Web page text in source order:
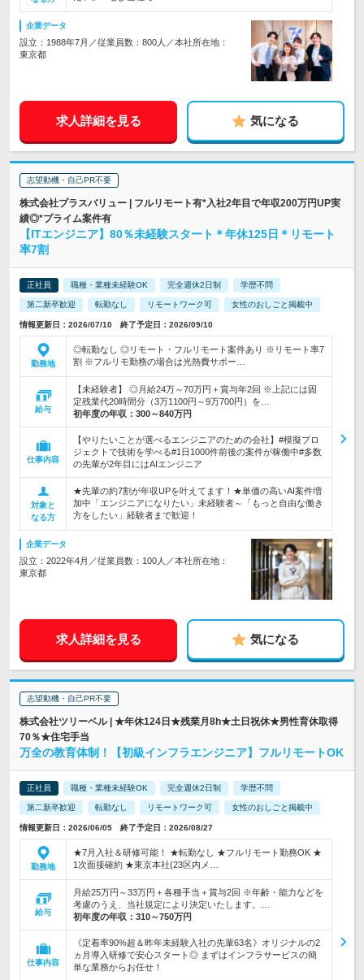
企業データ
設立：1988年7月／従業員数：800人／本社所在地：
東京都
求人詳細を見る 気になる
志望動機・自己PR不要
株式会社プラスバリュー | フルリモート有*入社2年目で年収200万円UP実
績◎*プライム案件有
【ITエンジニア】80％未経験スタート＊年休125日＊リモート
率7割
正社員 職種・業種未経験OK 完全週休2日制 学歴不問
第二新卒歓迎 転勤なし リモートワーク可 女性のおしごと掲載中
情報更新日：2026/07/10 終了予定日：2026/09/10
勤務地
◎転勤なし ◎リモート・フルリモート案件あり ※リモート率7
割 ※フルリモ勤務の場合は光熱費サポー…
給与
【未経験者】 ◎月給24万～70万円＋賞与年2回 ※上記には固
定残業代20時間分（3万1100円～9万700円）を…
初年度の年収： 300～840万円
仕事内容
【やりたいことが選べるエンジニアのための会社】#模擬プロ
ジェクトで技術を学べる#1日1000件前後の案件が稼働中#多数
の先輩が2年目にはAIエンジニア
対象と
なる方
★先輩の約7割が年収UPを叶えてます！★単価の高いAI案件増
加中「エンジニアになりたい」未経験者～「もっと自由な働き
方をしたい」経験者まで歓迎！
企業データ
設立：2022年4月／従業員数：100人／本社所在地：
東京都
求人詳細を見る 気になる
志望動機・自己PR不要
株式会社ツリーベル | ★年休124日★残業月8h★土日祝休★男性育休取得
70％★住宅手当
万全の教育体制！【初級インフラエンジニア】フルリモートOK
正社員 職種・業種未経験OK 完全週休2日制 学歴不問
第二新卒歓迎 転勤なし リモートワーク可 女性のおしごと掲載中
情報更新日：2026/06/05 終了予定日：2026/08/27
勤務地
★7月入社＆研修可能！ ★転勤なし ★フルリモート勤務OK ★
1次面接確約 ★東京本社(23区内メ…
給与
月給25万円～33万円＋各種手当＋賞与2回 ※年齢・能力などを
考慮のうえ、当社規定により決定いたします。…
初年度の年収： 310～750万円
仕事内容
《定着率90%超＆昨年未経験入社の先輩63名》オリジナルの2
ヵ月導入研修で安心スタート◎ まずはインフラサービスの簡
単な業務からお任せ！